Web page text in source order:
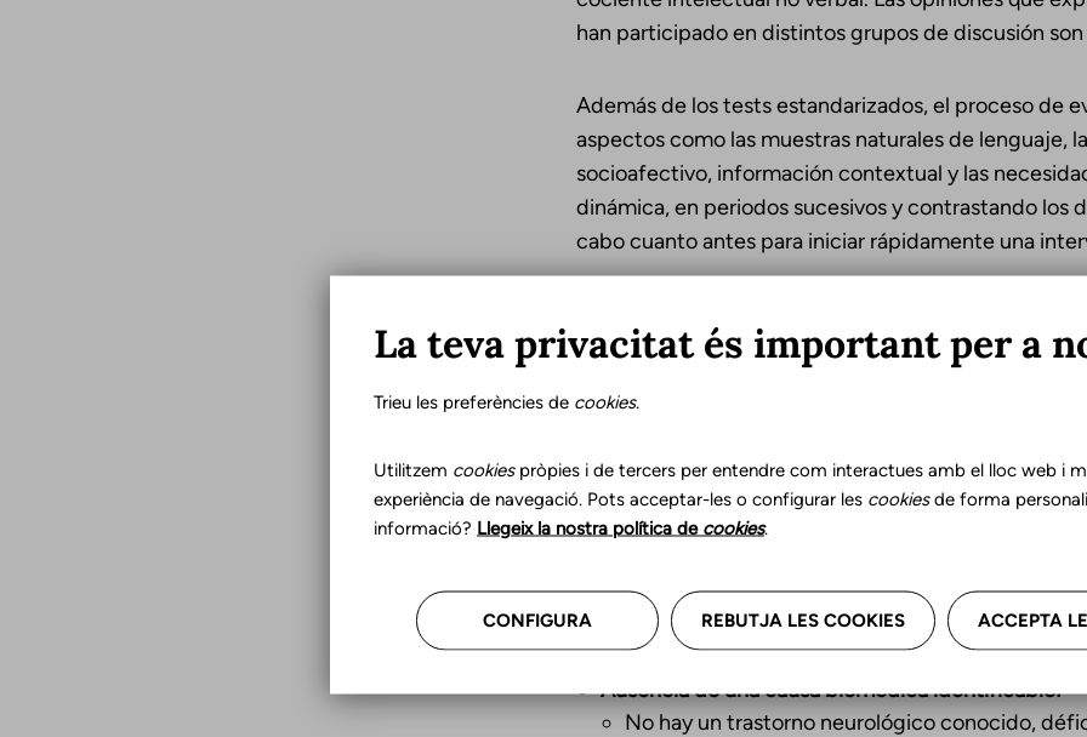
han participado en distintos grupos de discusión son
Además de los tests estandarizados, el proceso de
aspectos como las muestras naturales de lenguaje,
socioafectivo, información contextual y las
dinámica, en periodos sucesivos y contrastando los
cabo cuanto antes para iniciar rápidamente una
A pesar de los progresos en niveles más simples
los problemas hará necesaria una adaptación
Por lo tanto, para diagnosticar TDL a un niño, este
Dificultades lingüísticas persistentes:
problemas
oral que se mantienen más allá de los 5 años y
Afectación en una o más áreas del lenguaje
Impacto funcional significativo: las dificultades
rendimiento académico y/o las interacciones
Ausencia de una causa biomédica identificable:
No hay un trastorno neurológico conocido,
La teva privacitat és important per a
Trieu les preferències de cookies.
Utilitzem cookiespròpies i de tercers per entendre com interactues amb el lloc web i
experiència de navegació. Pots acceptar-les o configurar les cookiesde forma
informació? Llegeix la nostra política de cookies.
CONFIGURA REBUTJA LES COOKIES ACCEPTA